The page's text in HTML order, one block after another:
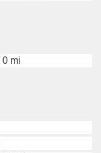
0 mi